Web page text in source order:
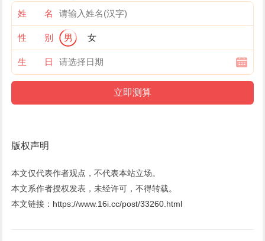
姓 名
性 别 男 女
生 日
版权声明
本文仅代表作者观点，不代表本站立场。
本文系作者授权发表，未经许可，不得转载。
本文链接： https://www.16i.cc/post/33260.html